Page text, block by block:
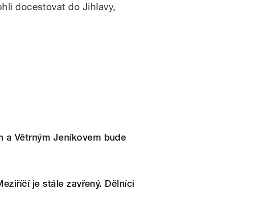
docestovat do Jihlavy,
a Větrným Jeníkovem bude
je stále zavřený. Dělníci